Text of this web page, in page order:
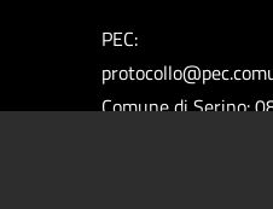
PEC:
Comune di Serino: